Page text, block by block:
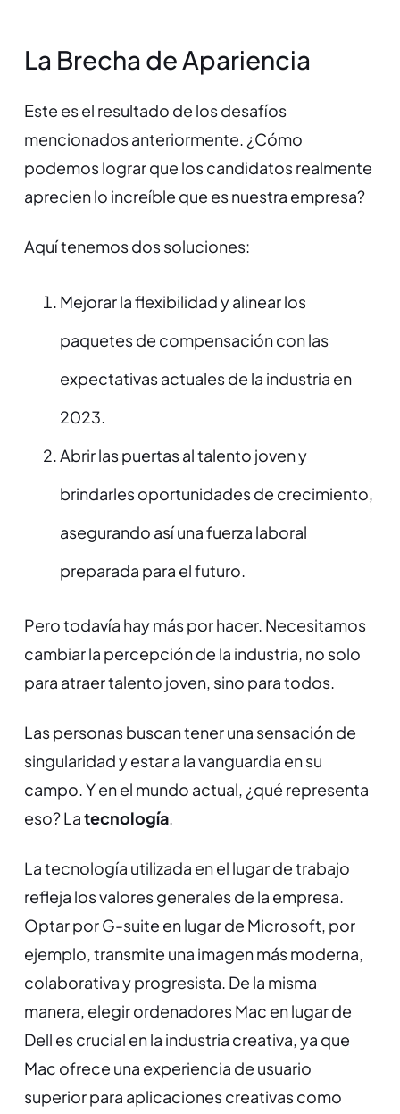
La Brecha de Apariencia
Este es el resultado de los desafíos
mencionados anteriormente. ¿Cómo
podemos lograr que los candidatos realmente
aprecien lo increíble que es nuestra empresa?
Aquí tenemos dos soluciones:
Mejorar la flexibilidad y alinear los
paquetes de compensación con las
expectativas actuales de la industria en
2023.
Abrir las puertas al talento joven y
brindarles oportunidades de crecimiento,
asegurando así una fuerza laboral
preparada para el futuro.
Pero todavía hay más por hacer. Necesitamos
cambiar la percepción de la industria, no solo
para atraer talento joven, sino para todos.
Las personas buscan tener una sensación de
singularidad y estar a la vanguardia en su
campo. Y en el mundo actual, ¿qué representa
eso? Latecnología.
La tecnología utilizada en el lugar de trabajo
refleja los valores generales de la empresa.
Optar por G-suite en lugar de Microsoft, por
ejemplo, transmite una imagen más moderna,
colaborativa y progresista. De la misma
manera, elegir ordenadores Mac en lugar de
Dell es crucial en la industria creativa, ya que
Mac ofrece una experiencia de usuario
superior para aplicaciones creativas como